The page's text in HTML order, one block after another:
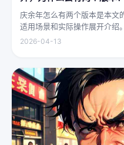
庆余年怎么有两个版本是本文
适用场景和实际操作展开介绍
可能会发现这部剧在不同视频
2026-04-13